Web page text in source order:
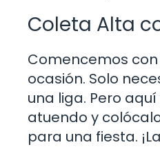
Coleta Alta
Comencemos
ocasión. Solo
una liga. Pero
atuendo y
para una fiesta.